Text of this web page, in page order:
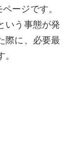
ージです。
いう事態が発
際に、必要最